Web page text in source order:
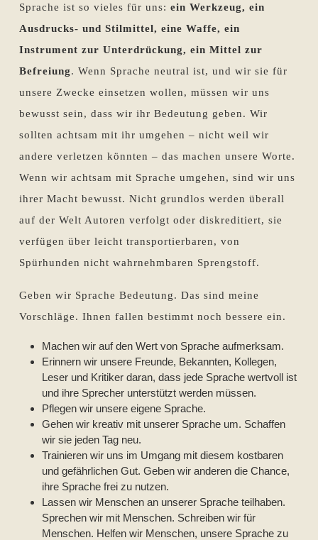
Sprache ist so vieles für uns: ein Werkzeug, ein
Ausdrucks- und Stilmittel, eine Waffe, ein
Instrument zur Unterdrückung, ein Mittel zur
Befreiung. Wenn Sprache neutral ist, und wir sie für
unsere Zwecke einsetzen wollen, müssen wir uns
bewusst sein, dass wir ihr Bedeutung geben. Wir
sollten achtsam mit ihr umgehen – nicht weil wir
andere verletzen könnten – das machen unsere Worte.
Wenn wir achtsam mit Sprache umgehen, sind wir uns
ihrer Macht bewusst. Nicht grundlos werden überall
auf der Welt Autoren verfolgt oder diskreditiert, sie
verfügen über leicht transportierbaren, von
Spürhunden nicht wahrnehmbaren Sprengstoff.
Geben wir Sprache Bedeutung. Das sind meine
Vorschläge. Ihnen fallen bestimmt noch bessere ein.
Machen wir auf den Wert von Sprache aufmerksam.
Erinnern wir unsere Freunde, Bekannten, Kollegen,
Leser und Kritiker daran, dass jede Sprache wertvoll ist
und ihre Sprecher unterstützt werden müssen.
Pflegen wir unsere eigene Sprache.
Gehen wir kreativ mit unserer Sprache um. Schaffen
wir sie jeden Tag neu.
Trainieren wir uns im Umgang mit diesem kostbaren
und gefährlichen Gut. Geben wir anderen die Chance,
ihre Sprache frei zu nutzen.
Lassen wir Menschen an unserer Sprache teilhaben.
Sprechen wir mit Menschen. Schreiben wir für
Menschen. Helfen wir Menschen, unsere Sprache zu